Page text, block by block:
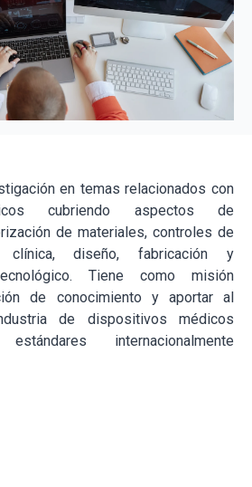
en temas relacionados con
cubriendo aspectos de
de materiales, controles de
clínica, diseño, fabricación y
Tiene como misión
de conocimiento y aportar al
de dispositivos médicos
internacionalmente